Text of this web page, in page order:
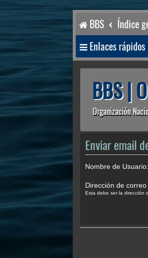
BBS Índice
Enlaces rápidos
BBS |
Organización
Enviar email
Nombre de Usuario:
Dirección de
Esta debe ser la dirección